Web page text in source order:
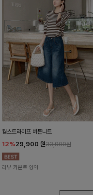
월스트라이프 버튼니트
12%29,900 원33,900원
리뷰 카운트 영역